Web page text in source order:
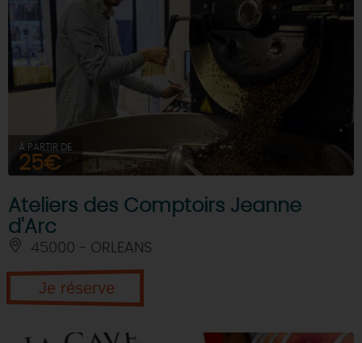
À PARTIR DE
25€
Ateliers des Comptoirs Jeanne
d'Arc
45000 - ORLEANS
Je réserve